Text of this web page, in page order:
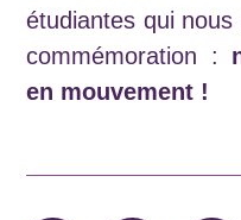
étudiantes qui
commémoration :
en mouvement !